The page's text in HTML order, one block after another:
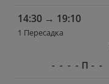
14:30 → 19:10
1 Пересадка
- - - - П - -